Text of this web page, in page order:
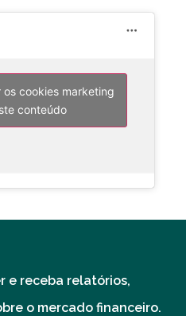
cookies marketing
conteúdo
e receba relatórios,
o mercado financeiro.